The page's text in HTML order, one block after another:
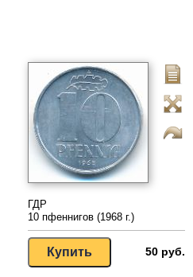
ГДР
10 пфеннигов (1968 г.)
50 руб.